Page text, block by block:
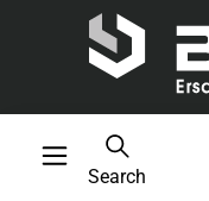
Search